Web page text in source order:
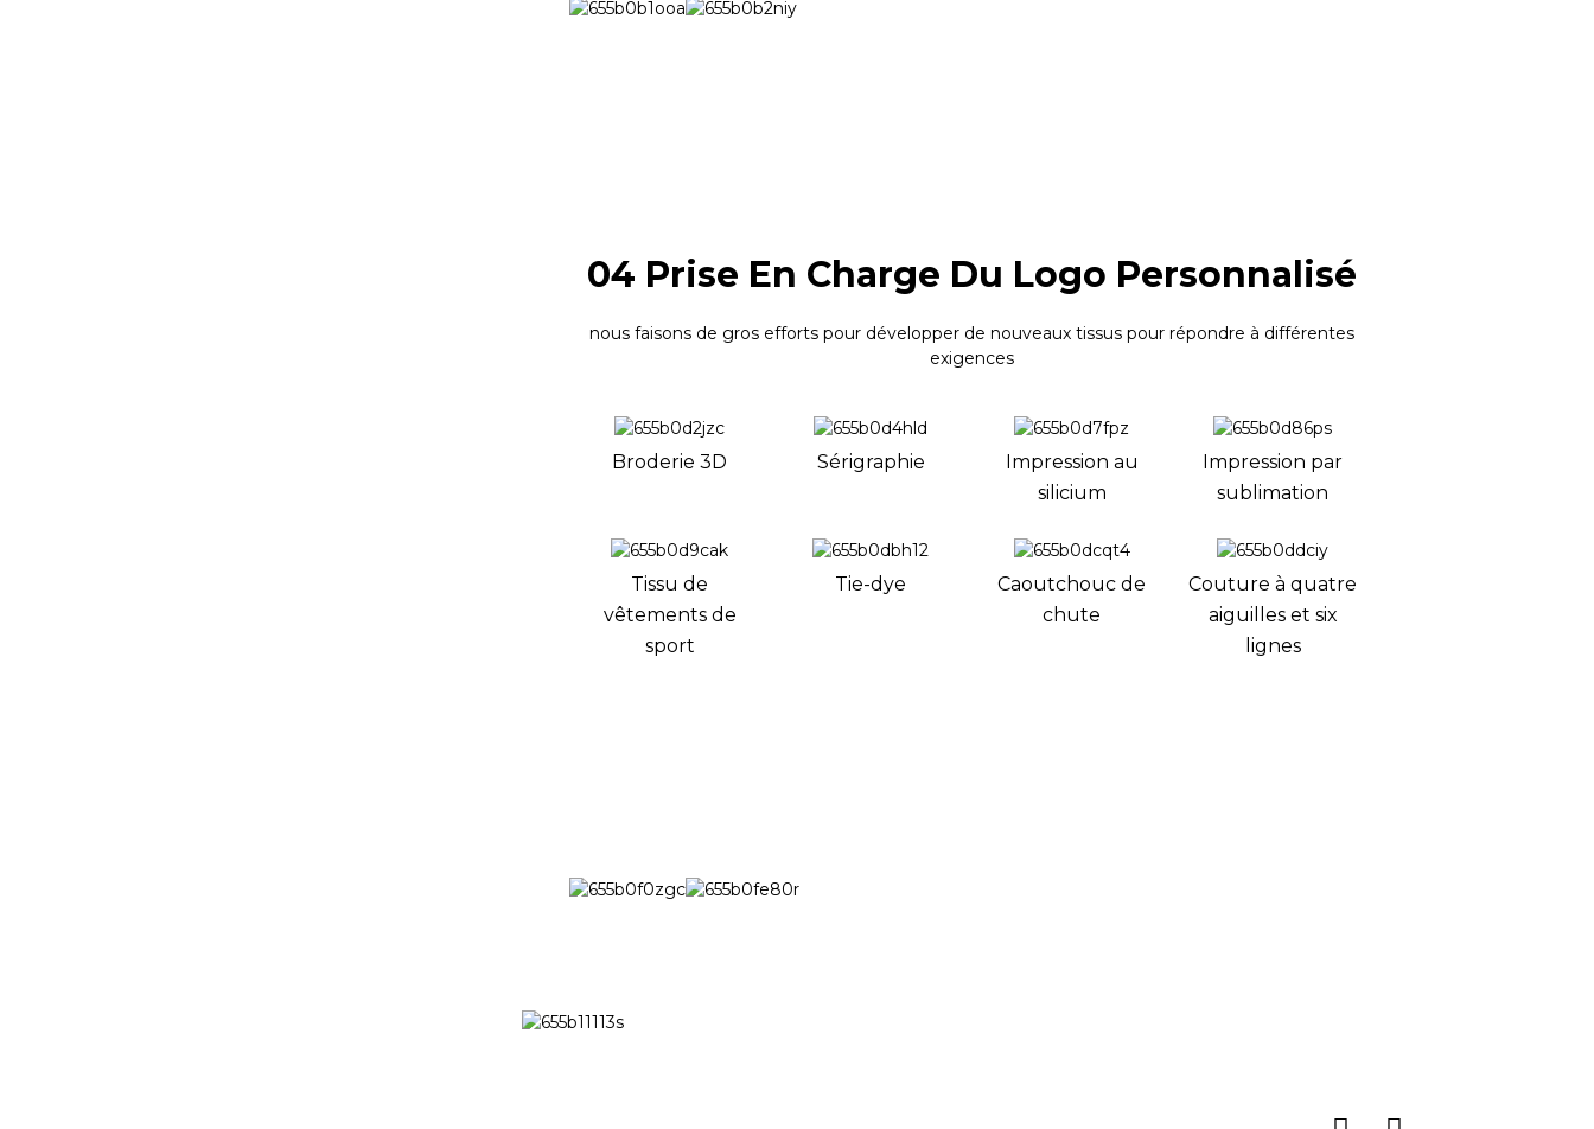
04 Prise En Charge Du Logo Personnalisé
nous faisons de gros efforts pour développer de nouveaux tissus pour répondre à différentes
exigences
Broderie 3D Sérigraphie
Impression au
silicium
Impression par
sublimation
Tissu de
vêtements de
sport
Tie-dye
Caoutchouc de
chute
Couture à quatre
aiguilles et six
lignes